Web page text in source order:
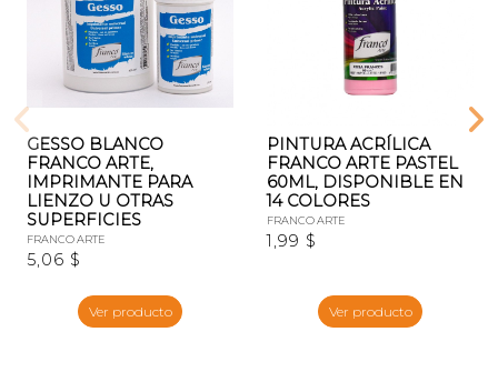
GESSO BLANCO
FRANCO ARTE,
IMPRIMANTE PARA
LIENZO U OTRAS
SUPERFICIES
FRANCO ARTE
5,06 $
Ver producto
PINTURA ACRÍLICA
FRANCO ARTE PASTEL
60ML, DISPONIBLE EN
14 COLORES
FRANCO ARTE
1,99 $
Ver producto